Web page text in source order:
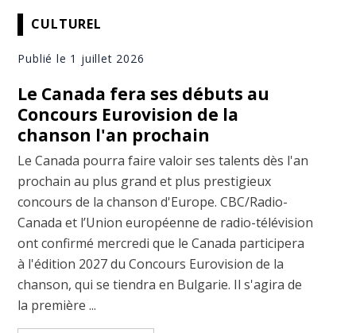
CULTUREL
Publié le 1 juillet 2026
Le Canada fera ses débuts au
Concours Eurovision de la
chanson l'an prochain
Le Canada pourra faire valoir ses talents dès l'an
prochain au plus grand et plus prestigieux
concours de la chanson d'Europe. CBC/Radio-
Canada et l’Union européenne de radio-télévision
ont confirmé mercredi que le Canada participera
à l'édition 2027 du Concours Eurovision de la
chanson, qui se tiendra en Bulgarie. Il s'agira de
la première ...